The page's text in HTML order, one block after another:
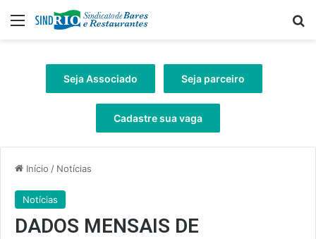
Menu
Seja Associado Seja parceiro
Cadastre sua vaga
Início / Notícias
Notícias
DADOS MENSAIS DE